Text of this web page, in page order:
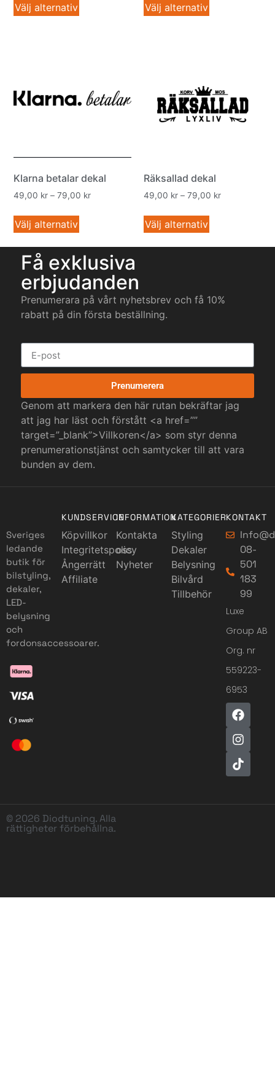
Välj alternativ Välj alternativ
Klarna betalar dekal
49,00 kr – 79,00 kr
Välj alternativ
Räksallad dekal
49,00 kr – 79,00 kr
Välj alternativ
Få exklusiva
erbjudanden
Prenumerara på vårt nyhetsbrev och få 10%
rabatt på din första beställning.
Prenumerera
Genom att markera den här rutan bekräftar jag
att jag har läst och förstått <a href=””
target=”_blank”>Villkoren</a> som styr denna
prenumerationstjänst och samtycker till att vara
bunden av dem.
Sveriges
ledande
butik för
bilstyling,
dekaler,
LED-
belysning
och
fordonsaccessoarer.
KUNDSERVICE
Köpvillkor
Integritetspolicy
Ångerrätt
Affiliate
INFORMATION
Kontakta
oss
Nyheter
KATEGORIER
Styling
Dekaler
Belysning
Bilvård
Tillbehör
KONTAKT
08-
501
183
99
Luxe
Group AB
Org. nr
559223-
6953
© 2026 Diodtuning. Alla
rättigheter förbehållna.